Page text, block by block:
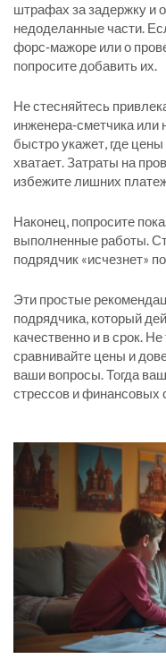
штрафах за задержку и
недоделанные части.
форс‑мажоре или о
попросите добавить их.
Не стесняйтесь
инженера‑сметчика или
быстро укажет, где
хватает. Затраты на
избежите лишних
Наконец, попросите
выполненные работы.
подрядчик «исчезнет»
Эти простые
подрядчика, который
качественно и в срок.
сравнивайте цены и
ваши вопросы. Тогда
стрессов и финансовых